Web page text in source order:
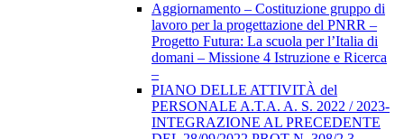
Aggiornamento – Costituzione gruppo di
lavoro per la progettazione del PNRR –
Progetto Futura: La scuola per l’Italia di
domani – Missione 4 Istruzione e Ricerca
–
PIANO DELLE ATTIVITÀ del
PERSONALE A.T.A. A. S. 2022 / 2023-
INTEGRAZIONE AL PRECEDENTE